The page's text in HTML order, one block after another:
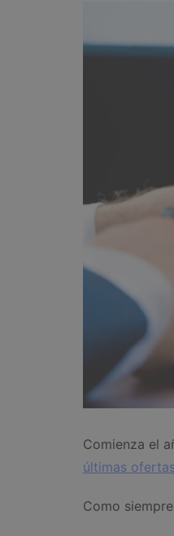
Comienza el
últimas
Como